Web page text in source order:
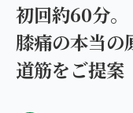
初回約60分。
膝痛の本当の
道筋をご提案